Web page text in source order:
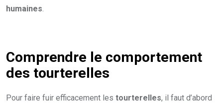
humaines.
Comprendre le comportement
des tourterelles
Pour faire fuir efficacement les tourterelles, il faut d’abord